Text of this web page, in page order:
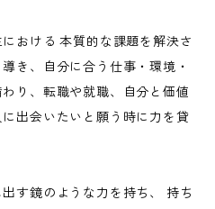
おける 本質的な課題を解決さ
き、自分に合う仕事・環境・
り、転職や就職、自分と価値
出会いたいと願う時に力を貸
す鏡のような力を持ち、 持ち